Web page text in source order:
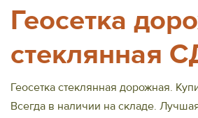
Геосетка
стеклянная
Геосетка стеклянная дорожная.
Всегда в наличии на складе.